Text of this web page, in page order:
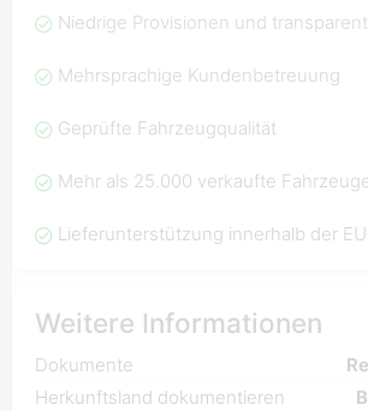
Niedrige Provisionen und
Mehrsprachige Kundenbetreuung
Geprüfte Fahrzeugqualität
Mehr als 25.000 verkaufte
Lieferunterstützung innerhalb der EU
Weitere Informationen
Dokumente
Herkunftsland dokumentieren